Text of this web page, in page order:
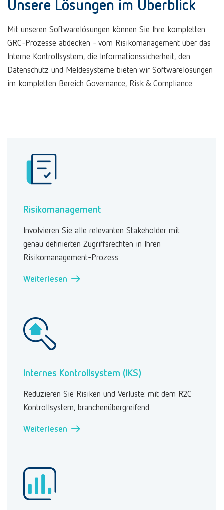
Unsere Lösungen im Überblick
Mit unseren Softwarelösungen können Sie Ihre kompletten
GRC-Prozesse abdecken - vom Risikomanagement über das
Interne Kontrollsystem, die Informationssicherheit, den
Datenschutz und Meldesysteme bieten wir Softwarelösungen
im kompletten Bereich Governance, Risk & Compliance
Risikomanagement
Involvieren Sie alle relevanten Stakeholder mit
genau definierten Zugriffsrechten in Ihren
Risikomanagement-Prozess.
Weiterlesen →
Internes Kontrollsystem (IKS)
Reduzieren Sie Risiken und Verluste: mit dem R2C
Kontrollsystem, branchenübergreifend.
Weiterlesen →